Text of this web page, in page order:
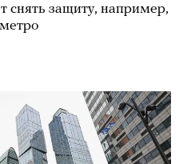
снять защиту, например,